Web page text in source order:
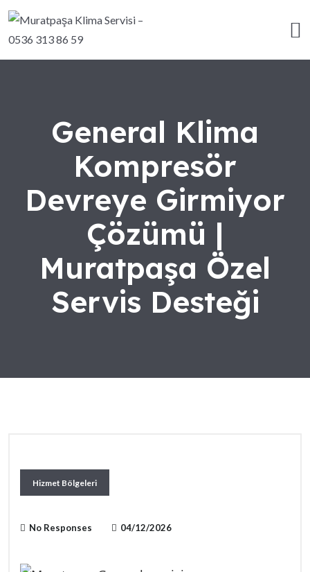
General Klima
Kompresör
Devreye Girmiyor
Çözümü |
Muratpaşa Özel
Servis Desteği
Hizmet Bölgeleri
No Responses 04/12/2026